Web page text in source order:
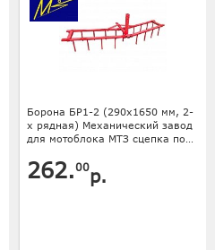
Борона БР1-2 (290х1650 мм, 2-
х рядная) Механический завод
для мотоблока МТЗ сцепка под
262.00р.